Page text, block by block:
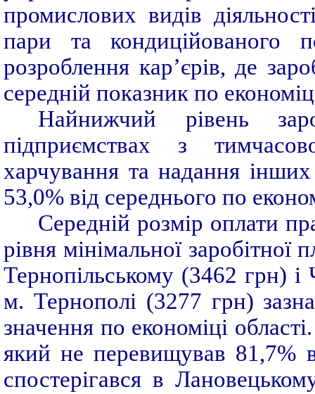
промислових видів
пари та кондиційованого
розроблення кар’єрів, де
середній показник по
Найнижчий рівень
підприємствах з
харчування та надання
53,0% від середнього по
Середній розмір оплати
рівня мінімальної
Тернопільському (3462 грн)
м. Тернополі (3277 грн)
значення по економіці
який не перевищував 81,7%
спостерігався в